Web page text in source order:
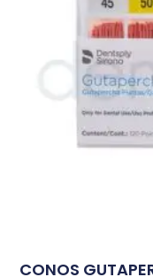
CONOS